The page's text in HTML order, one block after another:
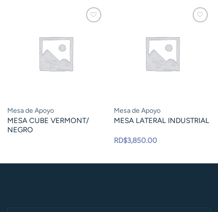
Mesa de Apoyo
MESA CUBE VERMONT/
NEGRO
Mesa de Apoyo
MESA LATERAL INDUSTRIAL
RD$3,850.00